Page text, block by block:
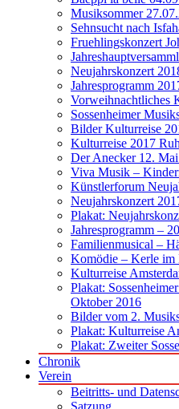
Musiksommer
Sehnsucht nach
Fruehlingskonzert
Neujahrskonzert
Jahresprogramm
Vorweihnachtliches
Sossenheimer
Bilder Kulturreise
Kulturreise 2017
Der Anecker 12.
Viva Musik –
Künstlerforum
Neujahrskonzert
Plakat:
Jahresprogramm –
Familienmusical –
Komödie – Kerle im
Kulturreise
Plakat:
Oktober 2016
Bilder vom 2.
Plakat: Kulturreise
Plakat: Zweiter
Chronik
Verein
Beitritts- und
Satzung